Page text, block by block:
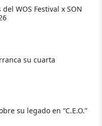
WOS Festival x SON
su cuarta
su legado en “C.E.O.”